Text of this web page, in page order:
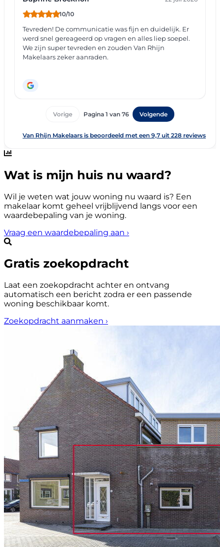
Wat is mijn huis nu waard?
Wil je weten wat jouw woning nu waard is? Een
makelaar komt geheel vrijblijvend langs voor een
waardebepaling van je woning.
Vraag een waardebepaling aan ›
Gratis zoekopdracht
Laat een zoekopdracht achter en ontvang
automatisch een bericht zodra er een passende
woning beschikbaar komt.
Zoekopdracht aanmaken ›